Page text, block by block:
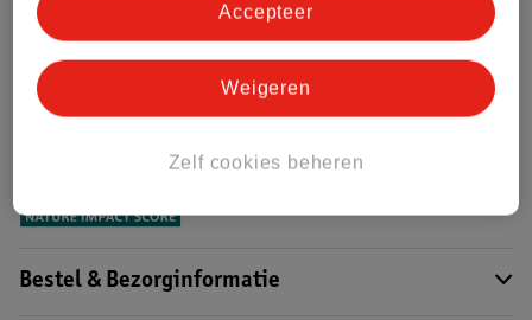
Etiketinformatie
Nature Impact Score
Impact Score.
Bestel & Bezorginformatie
Zelf cookies beheren
Weigeren
Accepteer